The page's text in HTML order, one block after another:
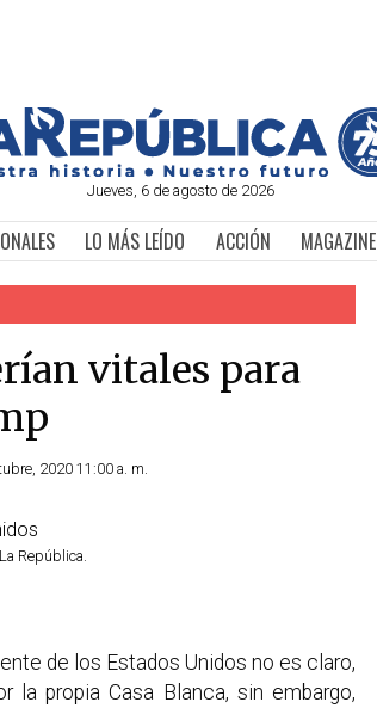
Jueves, 6 de agosto de 2026
LO MÁS LEÍDO ACCIÓN MAGAZINE
vitales para
2020 11:00 a. m.
República.
de los Estados Unidos no es claro,
la propia Casa Blanca, sin embargo,